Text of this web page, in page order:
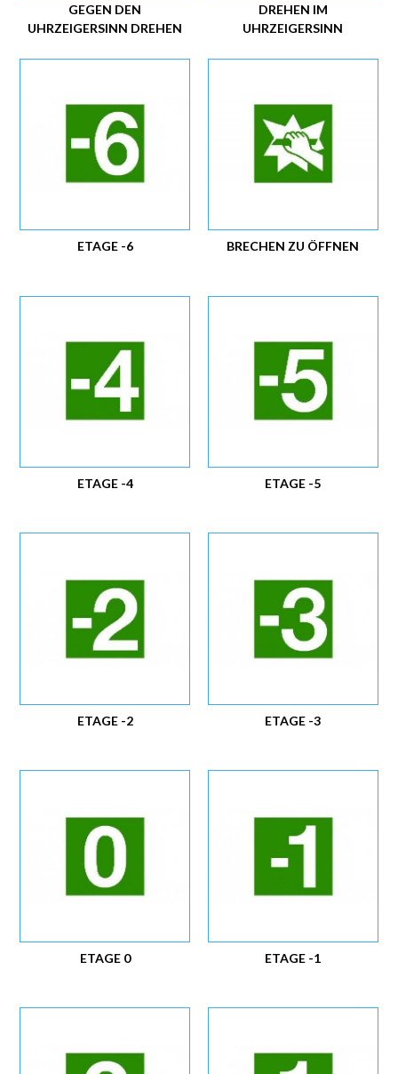
DREHEN IM
UHRZEIGERSINN
GEGEN DEN
UHRZEIGERSINN DREHEN
BRECHEN ZU ÖFFNEN
ETAGE -6
ETAGE -5
ETAGE -4
ETAGE -3
ETAGE -2
ETAGE -1
ETAGE 0